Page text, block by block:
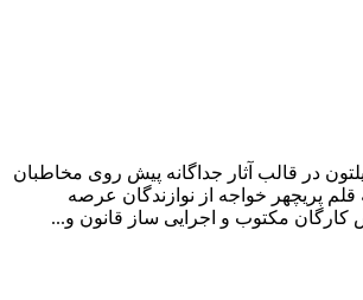
در قالب آثار جداگانه پیش روی مخاطبان
پریچهر خواجه از نوازندگان عرصه
مکتوب و اجرایی ساز قانون و...